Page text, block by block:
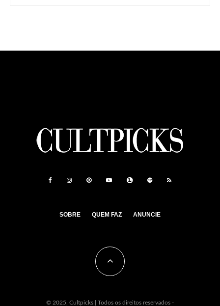
SOBRE QUEM FAZ ANUNCIE
© 2025, Cultpicks | Todos os direitos reservados -